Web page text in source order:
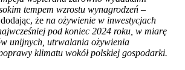
tempem wzrostu wynagrodzeń –
że na ożywienie w inwestycjach
pod koniec 2024 roku, w miarę
unijnych, utrwalania ożywienia
klimatu wokół polskiej gospodarki.